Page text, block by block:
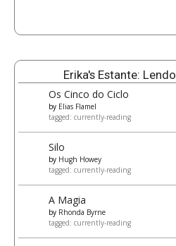
Erika's Estante: Lendo
Os Cinco do Ciclo
by Elias Flamel
tagged: currently-reading
Silo
by Hugh Howey
tagged: currently-reading
A Magia
by Rhonda Byrne
tagged: currently-reading